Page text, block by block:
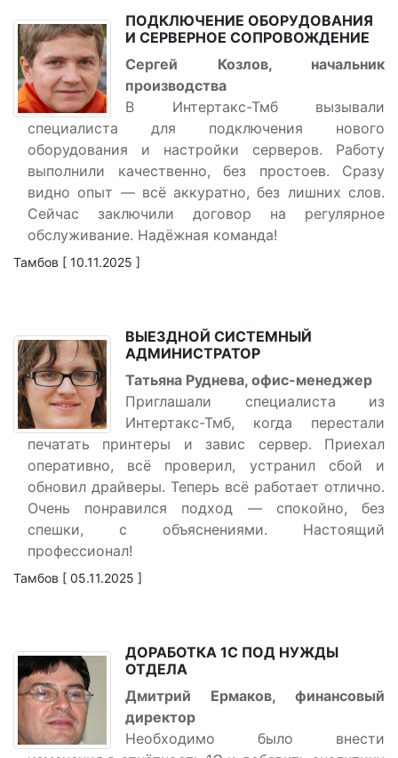
ПОДКЛЮЧЕНИЕ ОБОРУДОВАНИЯ
И СЕРВЕРНОЕ СОПРОВОЖДЕНИЕ
Сергей Козлов, начальник
производства
В Интертакс-Тмб вызывали
специалиста для подключения нового
оборудования и настройки серверов. Работу
выполнили качественно, без простоев. Сразу
видно опыт — всё аккуратно, без лишних слов.
Сейчас заключили договор на регулярное
обслуживание. Надёжная команда!
Тамбов [ 10.11.2025 ]
ВЫЕЗДНОЙ СИСТЕМНЫЙ
АДМИНИСТРАТОР
Татьяна Руднева, офис-менеджер
Приглашали специалиста из
Интертакс-Тмб, когда перестали
печатать принтеры и завис сервер. Приехал
оперативно, всё проверил, устранил сбой и
обновил драйверы. Теперь всё работает отлично.
Очень понравился подход — спокойно, без
спешки, с объяснениями. Настоящий
профессионал!
Тамбов [ 05.11.2025 ]
ДОРАБОТКА 1С ПОД НУЖДЫ
ОТДЕЛА
Дмитрий Ермаков, финансовый
директор
Необходимо было внести